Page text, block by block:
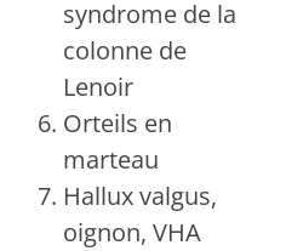
syndrome de la
colonne de
Lenoir
Orteils en
marteau
Hallux valgus,
oignon, VHA